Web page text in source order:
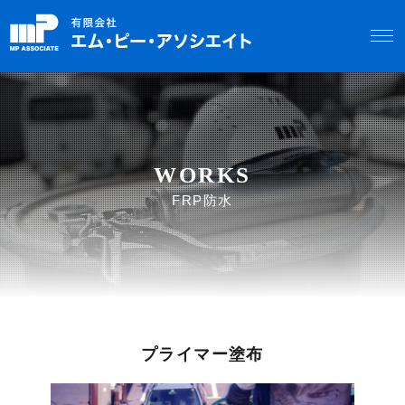
WORKS
FRP防水
プライマー塗布